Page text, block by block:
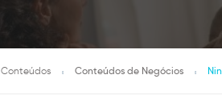
Conteúdos Conteúdos de Negócios